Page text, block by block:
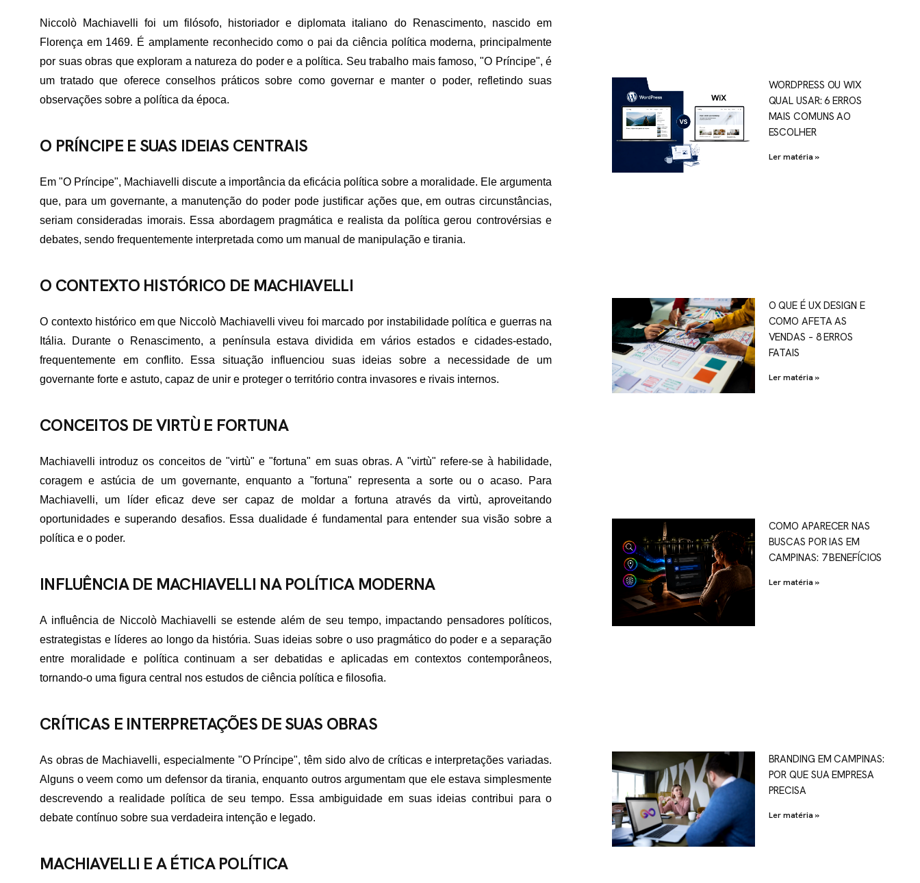
ATENDIDAS
FALE CONOSCO
contato@eamidiadigital.com.br
+55 19 99655-1961
Niccolò Machiavelli foi um filósofo, historiador e diplomata italiano do Renascimento, nascido em
Florença em 1469. É amplamente reconhecido como o pai da ciência política moderna, principalmente
por suas obras que exploram a natureza do poder e a política. Seu trabalho mais famoso, "O Príncipe", é
um tratado que oferece conselhos práticos sobre como governar e manter o poder, refletindo suas
observações sobre a política da época.
O PRÍNCIPE E SUAS IDEIAS CENTRAIS
Em "O Príncipe", Machiavelli discute a importância da eficácia política sobre a moralidade. Ele argumenta
que, para um governante, a manutenção do poder pode justificar ações que, em outras circunstâncias,
seriam consideradas imorais. Essa abordagem pragmática e realista da política gerou controvérsias e
debates, sendo frequentemente interpretada como um manual de manipulação e tirania.
O CONTEXTO HISTÓRICO DE MACHIAVELLI
O contexto histórico em que Niccolò Machiavelli viveu foi marcado por instabilidade política e guerras na
Itália. Durante o Renascimento, a península estava dividida em vários estados e cidades-estado,
frequentemente em conflito. Essa situação influenciou suas ideias sobre a necessidade de um
governante forte e astuto, capaz de unir e proteger o território contra invasores e rivais internos.
CONCEITOS DE VIRTÙ E FORTUNA
Machiavelli introduz os conceitos de "virtù" e "fortuna" em suas obras. A "virtù" refere-se à habilidade,
coragem e astúcia de um governante, enquanto a "fortuna" representa a sorte ou o acaso. Para
Machiavelli, um líder eficaz deve ser capaz de moldar a fortuna através da virtù, aproveitando
oportunidades e superando desafios. Essa dualidade é fundamental para entender sua visão sobre a
política e o poder.
INFLUÊNCIA DE MACHIAVELLI NA POLÍTICA MODERNA
A influência de Niccolò Machiavelli se estende além de seu tempo, impactando pensadores políticos,
estrategistas e líderes ao longo da história. Suas ideias sobre o uso pragmático do poder e a separação
entre moralidade e política continuam a ser debatidas e aplicadas em contextos contemporâneos,
tornando-o uma figura central nos estudos de ciência política e filosofia.
CRÍTICAS E INTERPRETAÇÕES DE SUAS OBRAS
As obras de Machiavelli, especialmente "O Príncipe", têm sido alvo de críticas e interpretações variadas.
Alguns o veem como um defensor da tirania, enquanto outros argumentam que ele estava simplesmente
descrevendo a realidade política de seu tempo. Essa ambiguidade em suas ideias contribui para o
debate contínuo sobre sua verdadeira intenção e legado.
MACHIAVELLI E A ÉTICA POLÍTICA
WORDPRESS OU WIX
QUAL USAR: 6 ERROS
MAIS COMUNS AO
ESCOLHER
Ler matéria »
O QUE É UX DESIGN E
COMO AFETA AS
VENDAS – 8 ERROS
FATAIS
Ler matéria »
COMO APARECER NAS
BUSCAS POR IAS EM
CAMPINAS: 7 BENEFÍCIOS
Ler matéria »
BRANDING EM CAMPINAS:
POR QUE SUA EMPRESA
PRECISA
Ler matéria »